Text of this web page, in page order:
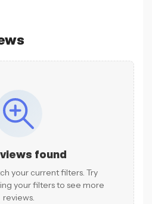
found
your current filters. Try
your filters to see more
reviews.